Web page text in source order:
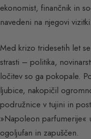
ekonomist, finančnik in
navedeni na njegovi vizitki.
Med krizo tridesetih let
strasti – politika,
ločitev so ga pokopale.
ljubice, nakopičil
podružnice v tujini in
»Napoleon parfumerije«
ogoljufan in zapuščen.